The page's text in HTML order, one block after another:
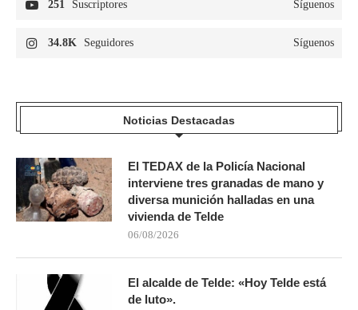
251 Suscriptores Síguenos
34.8K Seguidores Síguenos
Noticias Destacadas
El TEDAX de la Policía Nacional
interviene tres granadas de mano y
diversa munición halladas en una
vivienda de Telde
06/08/2026
El alcalde de Telde: «Hoy Telde está
de luto».